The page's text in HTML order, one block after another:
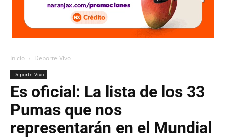
Inicio Deporte Vivo
Deporte Vivo
Es oficial: La lista de los 33
Pumas que nos
representarán en el Mundial